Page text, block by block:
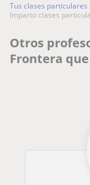
Tus clases particulares
imparto clases
Otros
Frontera